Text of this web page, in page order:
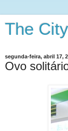
The
segunda-feira, abril 17,
Ovo